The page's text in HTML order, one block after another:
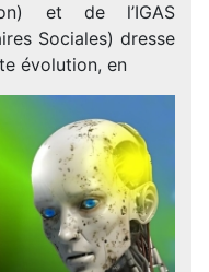
et de l’IGAS
Sociales) dresse
évolution, en